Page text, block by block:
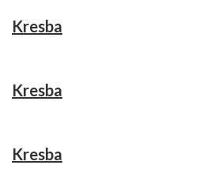
Kresba
Kresba
Kresba